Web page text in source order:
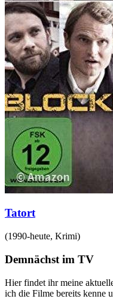
Tatort
(1990-heute, Krimi)
Demnächst im TV
Hier findet ihr meine
ich die Filme bereits kenne